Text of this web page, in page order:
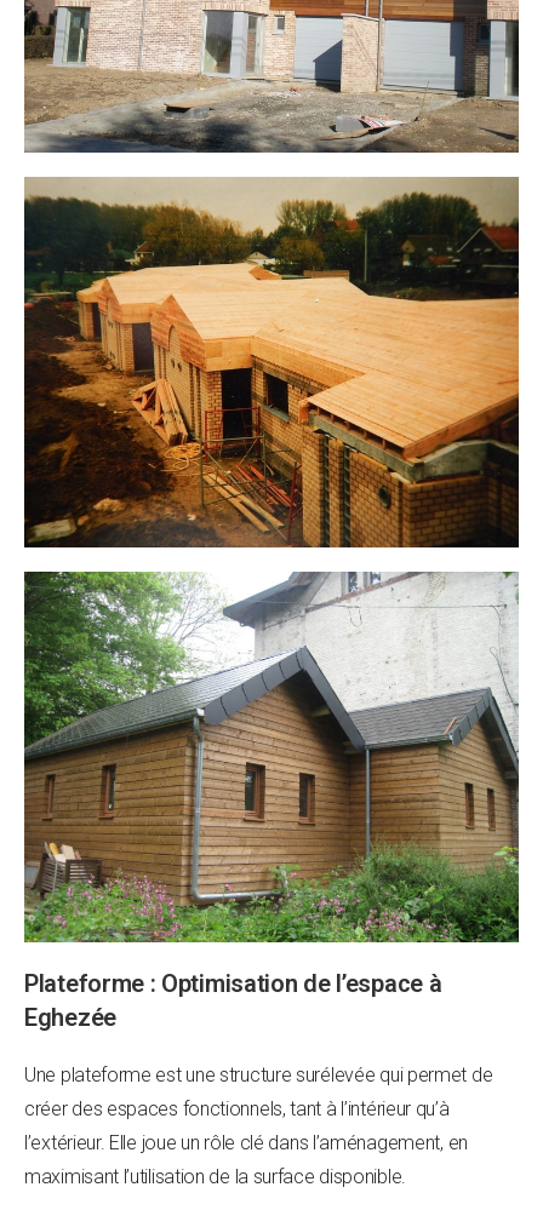
Plateforme : Optimisation de l’espace à
Eghezée
Une plateforme est une structure surélevée qui permet de
créer des espaces fonctionnels, tant à l’intérieur qu’à
l’extérieur. Elle joue un rôle clé dans l’aménagement, en
maximisant l’utilisation de la surface disponible.